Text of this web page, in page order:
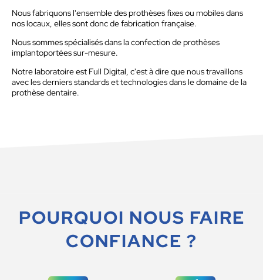
Nous fabriquons l'ensemble des prothèses fixes ou mobiles dans
nos locaux, elles sont donc de fabrication française.
Nous sommes spécialisés dans la confection de prothèses
implantoportées sur-mesure.
Notre laboratoire est Full Digital, c'est à dire que nous travaillons
avec les derniers standards et technologies dans le domaine de la
prothèse dentaire.
POURQUOI NOUS FAIRE
CONFIANCE ?